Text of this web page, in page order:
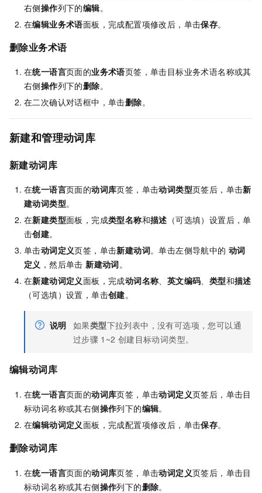
右侧操作列下的编辑。
在编辑业务术语面板，完成配置项修改后，单击保存。
删除业务术语
在统一语言页面的业务术语页签，单击目标业务术语名称或其
右侧操作列下的删除。
在二次确认对话框中，单击删除。
新建和管理动词库
新建动词库
在统一语言页面的动词库页签，单击动词类型页签后，单击新
建动词类型。
在新建类型面板，完成类型名称和描述 （可选填）设置后，单
击创建。
单击动词定义页签，单击新建动词。单击左侧导航中的动词
定义 ，然后单击新建动词。
在新建动词定义面板，完成动词名称、 英文编码、 类型和描述
（可选填）设置，单击创建。
说明 如果类型下拉列表中，没有可选项，您可以通
过步骤 1~2 创建目标动词类型。
编辑动词库
在统一语言页面的动词库页签，单击动词定义页签后，单击目
标动词名称或其右侧操作列下的编辑。
在编辑动词定义面板，完成配置项修改后，单击保存。
删除动词库
在统一语言页面的动词库页签，单击动词定义页签后，单击目
标动词名称或其右侧操作列下的删除。